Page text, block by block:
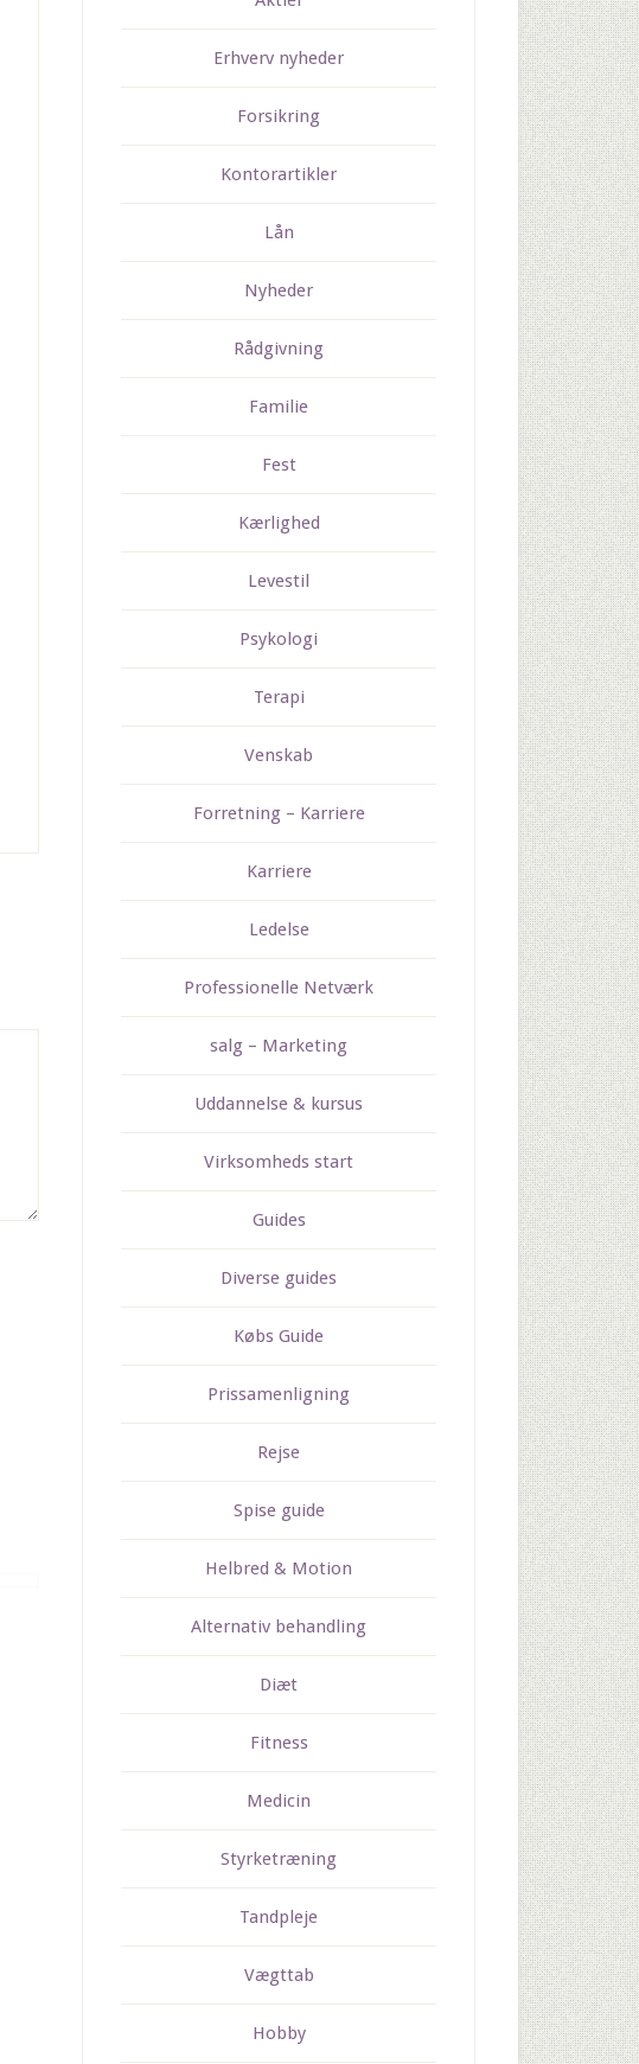
Erhverv nyheder
Forsikring
Kontorartikler
Lån
Nyheder
Rådgivning
Familie
Fest
Kærlighed
Levestil
Psykologi
Terapi
Venskab
Forretning – Karriere
Karriere
Ledelse
Professionelle Netværk
salg – Marketing
Uddannelse & kursus
Virksomheds start
Guides
Diverse guides
Købs Guide
Prissamenligning
Rejse
Spise guide
Helbred & Motion
Alternativ behandling
Diæt
Fitness
Medicin
Styrketræning
Tandpleje
Vægttab
Hobby